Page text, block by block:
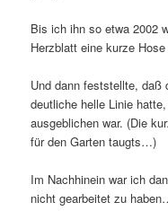
Bis ich ihn so etwa 2002
Herzblatt eine kurze
Und dann feststellte, daß
deutliche helle Linie
ausgeblichen war. (Die
für den Garten taugts…)
Im Nachhinein war ich
nicht gearbeitet zu